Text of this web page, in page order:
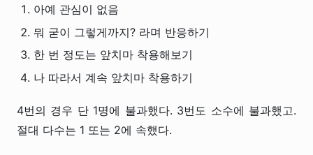
아예 관심이 없음
뭐 굳이 그렇게까지? 라며 반응하기
한 번 정도는 앞치마 착용해보기
나 따라서 계속 앞치마 착용하기
4번의 경우 단 1명에 불과했다. 3번도 소수에 불과했고.
절대 다수는 1 또는 2에 속했다.